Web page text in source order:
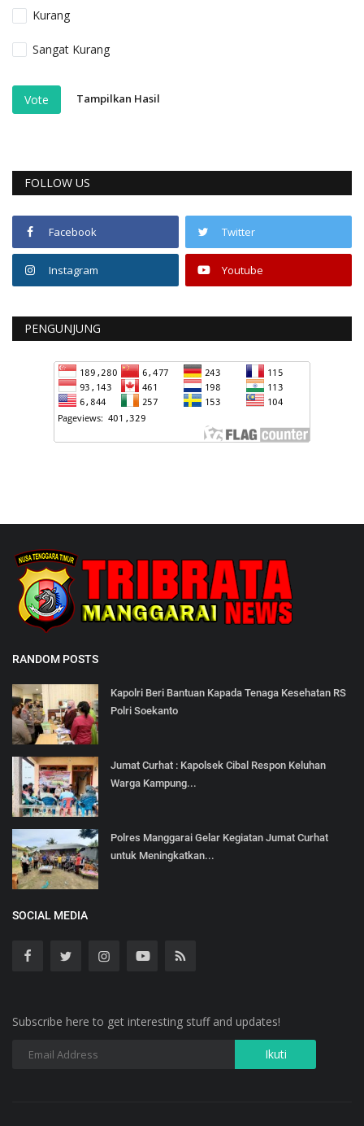
Kurang
Sangat Kurang
Vote Tampilkan Hasil
FOLLOW US
Facebook Twitter
Instagram Youtube
PENGUNJUNG
RANDOM POSTS
Kapolri Beri Bantuan Kapada Tenaga Kesehatan RS
Polri Soekanto
Jumat Curhat : Kapolsek Cibal Respon Keluhan
Warga Kampung...
Polres Manggarai Gelar Kegiatan Jumat Curhat
untuk Meningkatkan...
SOCIAL MEDIA
Subscribe here to get interesting stuff and updates!